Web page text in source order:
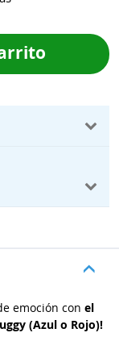
emoción con el
(Azul o Rojo)!